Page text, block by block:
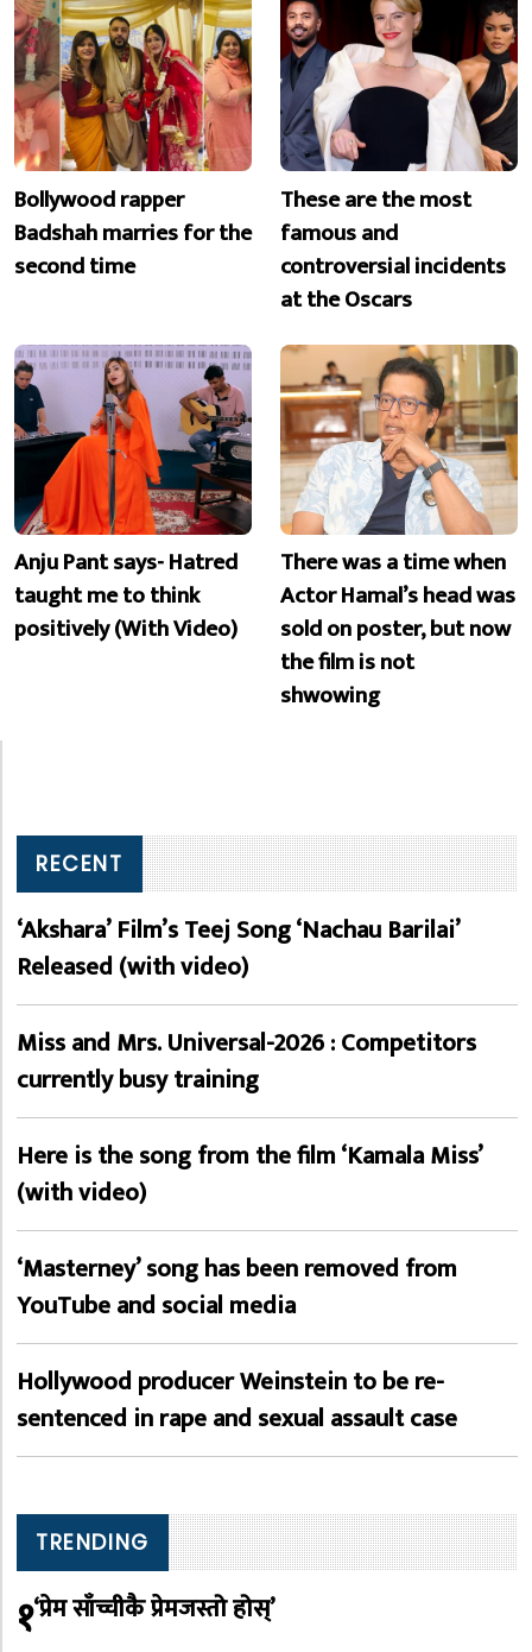
Bollywood rapper
Badshah marries for the
second time
These are the most
famous and
controversial incidents
at the Oscars
Anju Pant says- Hatred
taught me to think
positively (With Video)
There was a time when
Actor Hamal’s head was
sold on poster, but now
the film is not
shwowing
RECENT
‘Akshara’ Film’s Teej Song ‘Nachau Barilai’
Released (with video)
Miss and Mrs. Universal-2026 : Competitors
currently busy training
Here is the song from the film ‘Kamala Miss’
(with video)
‘Masterney’ song has been removed from
YouTube and social media
Hollywood producer Weinstein to be re-
sentenced in rape and sexual assault case
TRENDING
१‘प्रेम साँच्चीकै प्रेमजस्तो होस्’